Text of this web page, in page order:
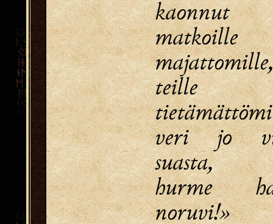
kaonnut
matkoille
teille
veri jo
suasta,
hurme
noruvi!»